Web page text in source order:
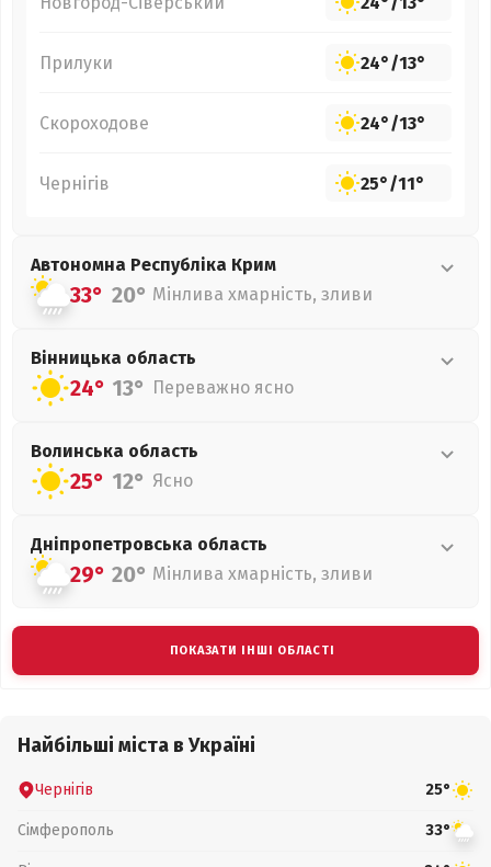
Прилуки 24°/13°
Скороходове 24°/13°
Чернігів 25°/11°
Автономна Республіка Крим
33° 20° Мінлива хмарність, зливи
Вінницька область
24° 13° Переважно ясно
Волинська область
25° 12° Ясно
Дніпропетровська область
29° 20° Мінлива хмарність, зливи
ПОКАЗАТИ ІНШІ ОБЛАСТІ
Найбільші міста в Україні
Чернігів 25°
Сімферополь 33°